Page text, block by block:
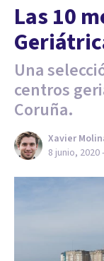
Las 10
Una
centros
Coruña.
Xavier
8 junio, 2020